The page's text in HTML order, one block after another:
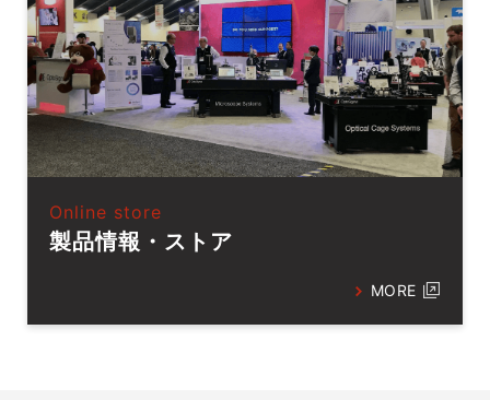
Online store
製品情報・ストア
MORE